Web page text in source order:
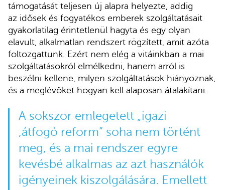
támogatását teljesen új alapra helyezte, addig
az idősek és fogyatékos emberek szolgáltatásait
gyakorlatilag érintetlenül hagyta és egy olyan
elavult, alkalmatlan rendszert rögzített, amit azóta
foltozgattunk. Ezért nem elég a vitáinkban a mai
szolgáltatásokról elmélkedni, hanem arról is
beszélni kellene, milyen szolgáltatások hiányoznak,
és a meglévőket hogyan kell alaposan átalakítani.
A sokszor emlegetett „igazi
,átfogó reform” soha nem történt
meg, és a mai rendszer egyre
kevésbé alkalmas az azt használók
igényeinek kiszolgálására. Emellett